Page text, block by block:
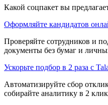
Какой соцпакет вы
Оформляйте кандидатов
Проверяйте сотрудников и
документы без бумаг и
Ускорьте подбор в 2 раза с
Автоматизируйте сбор
собирайте аналитику в 2